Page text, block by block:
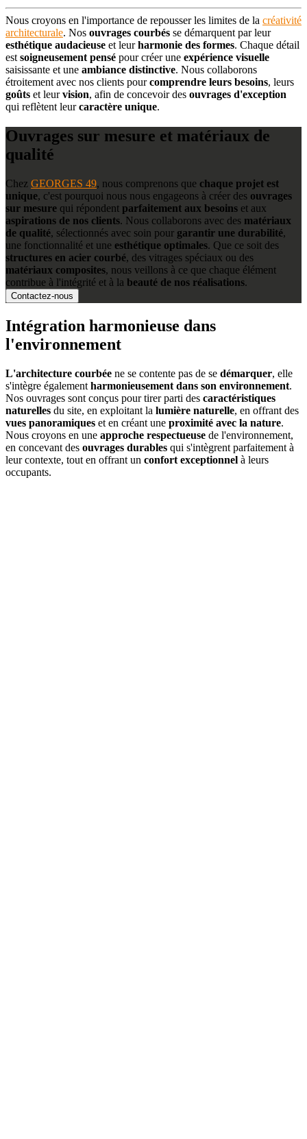
Nous croyons en l'importance de repousser les limites de la créativité
architecturale. Nos ouvrages courbés se démarquent par leur
esthétique audacieuse et leurharmonie des formes. Chaque détail
est soigneusement pensé pour créer une expérience visuelle
saisissante et une ambiance distinctive. Nous collaborons
étroitement avec nos clients pourcomprendre leurs besoins, leurs
goûts et leurvision, afin de concevoir des ouvrages d'exception
qui reflètent leurcaractère unique.
Ouvrages sur mesure et matériaux de
qualité
Chez GEORGES 49, nous comprenons que chaque projet est
unique, c'est pourquoi nous nous engageons à créer des ouvrages
sur mesure qui répondent parfaitement aux besoins et aux
aspirations de nos clients. Nous collaborons avec des matériaux
de qualité, sélectionnés avec soin pour garantir une durabilité,
une fonctionnalité et une esthétique optimales. Que ce soit des
structures en acier courbé, des vitrages spéciaux ou des
matériaux composites, nous veillons à ce que chaque élément
contribue à l'intégrité et à la beauté de nos réalisations.
Contactez-nous
Intégration harmonieuse dans
l'environnement
L'architecture courbée ne se contente pas de se démarquer, elle
s'intègre également harmonieusement dans son environnement.
Nos ouvrages sont conçus pour tirer parti des caractéristiques
naturelles du site, en exploitant la lumière naturelle, en offrant des
vues panoramiques et en créant une proximité avec la nature.
Nous croyons en une approche respectueuse de l'environnement,
en concevant des ouvrages durables qui s'intègrent parfaitement à
leur contexte, tout en offrant un confort exceptionnel à leurs
occupants.